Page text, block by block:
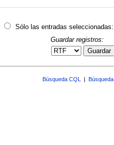
Sólo las entradas seleccionadas:
Guardar registros:
Guardar
Búsqueda CQL